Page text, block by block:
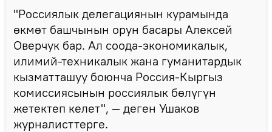
"Россиялык делегациянын курамында
өкмөт башчынын орун басары Алексей
Оверчук бар. Ал соода-экономикалык,
илимий-техникалык жана гуманитардык
кызматташуу боюнча Россия-Кыргыз
комиссиясынын россиялык бөлүгүн
жетектеп келет", — деген Ушаков
журналисттерге.